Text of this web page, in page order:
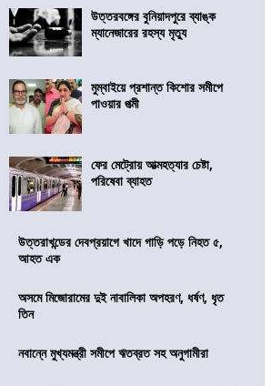
উত্তরবঙ্গের বুনিয়াদপুরে ব্যাঙ্ক
ম্যানেজারের রহস্য মৃত্যু
মুম্বাইয়ে প্রশান্ত কিশোর সমীপে
পাওয়ার পত্মী
ফের মেট্রোয় আত্মহত্যার চেষ্টা,
পরিষেবা ব্যাহত
উত্তরাখন্ডের দেবপ্রয়াগে খাদে গাড়ি পড়ে নিহত ৫,
আহত এক
অসমে মিজোরামের দুই নাবালিকা অপহরণ, ধর্ষণ, ধৃত
তিন
নবান্নে মুখ্যমন্ত্রী সমীপে ঋতব্রত সহ অনুগামীরা